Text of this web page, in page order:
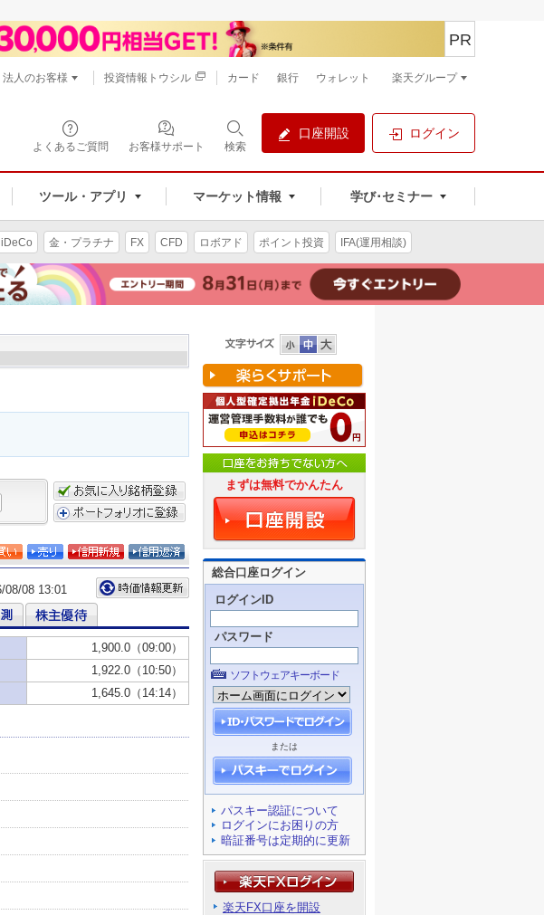
よくあるご質問 お客様サポート 検索
口座開設 ログイン
ツール・アプリ マーケット情報 学び･セミナー
PR
法人のお客様 投資情報トウシル カード 銀行 ウォレット 楽天グループ
iDeCo 金・プラチナ FX CFD ロボアド ポイント投資 IFA(運用相談)
まずは無料でかんたん
総合口座ログイン
ログインID
パスワード
ソフトウェアキーボード
または
パスキー認証について
ログインにお困りの方
暗証番号は定期的に更新
楽天FX口座を開設